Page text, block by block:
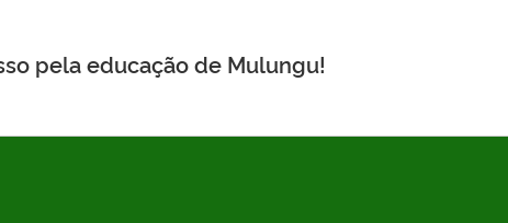
pela educação de Mulungu!